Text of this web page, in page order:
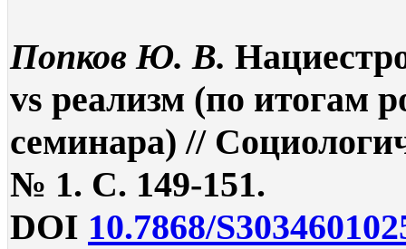
Попков Ю. В.
vs реализм (по итогам
семинара) //
№ 1. С. 149-151.
DOI 10.7868/